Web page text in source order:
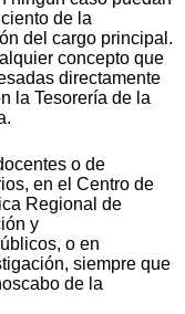
de la
del cargo principal.
concepto que
directamente
la Tesorería de la
o de
en el Centro de
Regional de
y
o en
siempre que
de la